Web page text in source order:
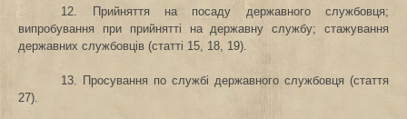
12. Прийняття на посаду державного службовця;
випробування при прийнятті на державну службу;
стажування
державних службовців (статті 15, 18, 19).
13. Просування по службі державного службовця (стаття
27).